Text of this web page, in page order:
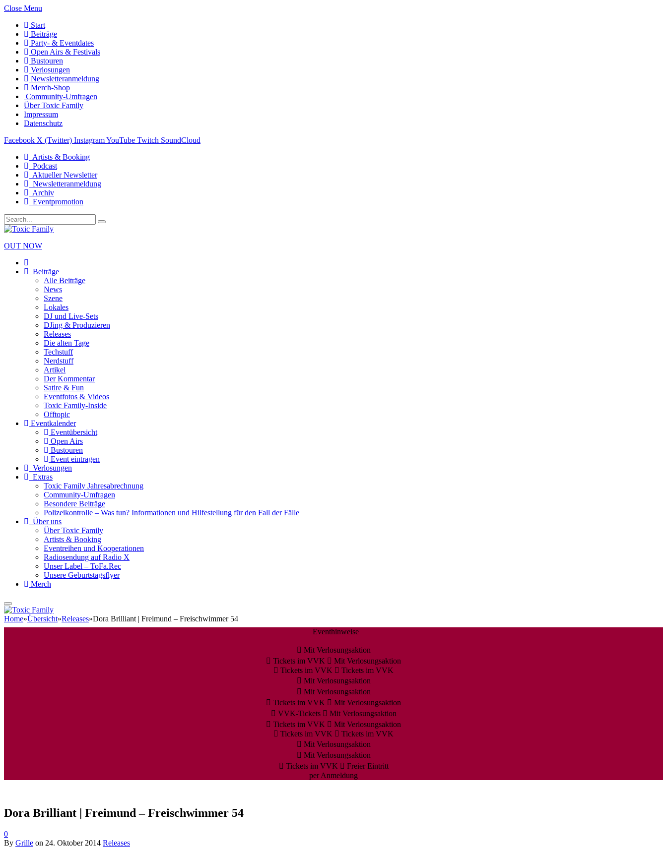
Close Menu
Start
Beiträge
Party- & Eventdates
Open Airs & Festivals
Bustouren
Verlosungen
Newsletteranmeldung
Merch-Shop
Community-Umfragen
Über Toxic Family
Impressum
Datenschutz
Facebook X (Twitter) InstagramYouTube Twitch SoundCloud
Artists & Booking
Podcast
Aktueller Newsletter
Newsletteranmeldung
Archiv
Eventpromotion
OUT NOW
Beiträge
Alle Beiträge
News
Szene
Lokales
DJ und Live-Sets
DJing & Produzieren
Releases
Die alten Tage
Techstuff
Nerdstuff
Artikel
Der Kommentar
Satire & Fun
Eventfotos & Videos
Toxic Family-Inside
Offtopic
Eventkalender
Eventübersicht
Open Airs
Bustouren
Event eintragen
Verlosungen
Extras
Toxic Family Jahresabrechnung
Community-Umfragen
Besondere Beiträge
Polizeikontrolle – Was tun? Informationen und Hilfestellung für den Fall der Fälle
Über uns
Über Toxic Family
Artists & Booking
Eventreihen und Kooperationen
Radiosendung auf Radio X
Unser Label – ToFa.Rec
Unsere Geburtstagsflyer
Merch
Home»Übersicht»Releases»Dora Brilliant | Freimund – Freischwimmer 54
Eventhinweise
Mit Verlosungsaktion
Tickets im VVK
Mit Verlosungsaktion
Tickets im VVK
Tickets im VVK
Mit Verlosungsaktion
Mit Verlosungsaktion
Tickets im VVK
Mit Verlosungsaktion
VVK-Tickets
Mit Verlosungsaktion
Tickets im VVK
Mit Verlosungsaktion
Tickets im VVK
Tickets im VVK
Mit Verlosungsaktion
Mit Verlosungsaktion
Tickets im VVK
Freier Eintritt
per Anmeldung
Dora Brilliant | Freimund – Freischwimmer 54
0
By Grille on 24. Oktober 2014 Releases